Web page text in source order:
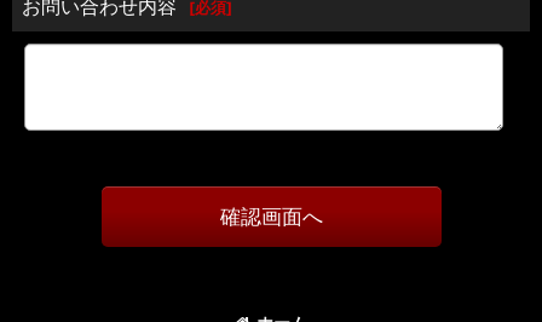
お問い合わせ内容 [必須]
確認画面へ